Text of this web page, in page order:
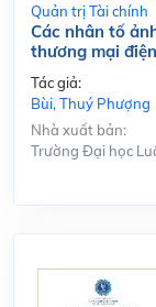
Quản trị Tài chính
Các nhân tố
thương mại
Tác giả:
Bùi, Thuý Phượng
Nhà xuất bản:
Trường Đại học